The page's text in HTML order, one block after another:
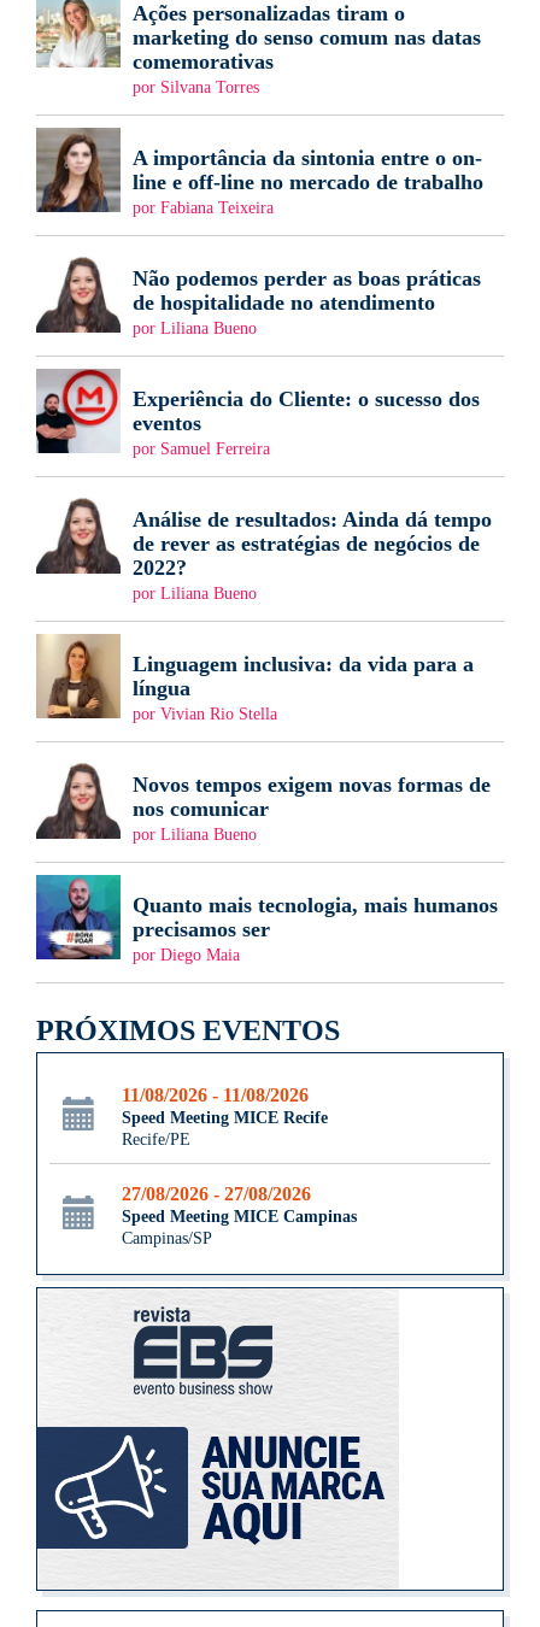
Ações personalizadas tiram o
marketing do senso comum nas datas
comemorativas
por Silvana Torres
A importância da sintonia entre o on-
line e off-line no mercado de trabalho
por Fabiana Teixeira
Não podemos perder as boas práticas
de hospitalidade no atendimento
por Liliana Bueno
Experiência do Cliente: o sucesso dos
eventos
por Samuel Ferreira
Análise de resultados: Ainda dá tempo
de rever as estratégias de negócios de
2022?
por Liliana Bueno
Linguagem inclusiva: da vida para a
língua
por Vivian Rio Stella
Novos tempos exigem novas formas de
nos comunicar
por Liliana Bueno
Quanto mais tecnologia, mais humanos
precisamos ser
por Diego Maia
PRÓXIMOS EVENTOS
11/08/2026 - 11/08/2026
Speed Meeting MICE Recife
Recife/PE
27/08/2026 - 27/08/2026
Speed Meeting MICE Campinas
Campinas/SP